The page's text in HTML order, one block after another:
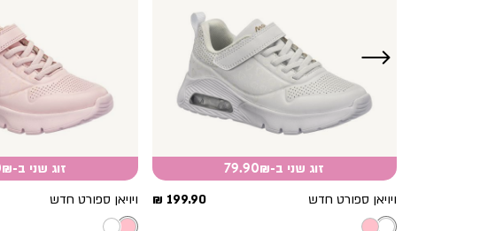
ימינה
זוג שני ב-79.90₪
ויויאן ספורט חדש
מחיר
199.90 ₪
זוג שני ב-79.90₪
ויויאן ספורט חדש